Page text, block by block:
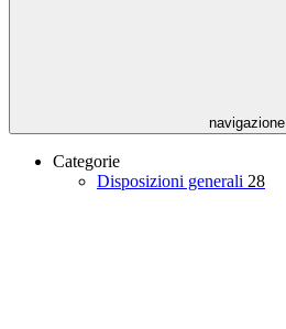
navigazione
Categorie
Disposizioni generali 28